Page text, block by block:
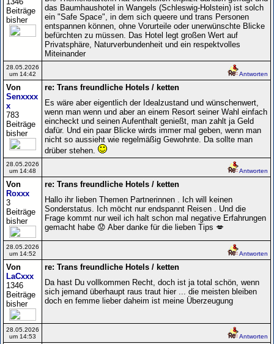
Beiträge
bisher
das Baumhaushotel in Wangels (Schleswig-Holstein) ist solch
ein "Safe Space", in dem sich queere und trans Personen
entspannen können, ohne Vorurteile oder unerwünschte Blicke
befürchten zu müssen. Das Hotel legt großen Wert auf
Privatsphäre, Naturverbundenheit und ein respektvolles
Miteinander
28.05.2026
um 14:42
Antworten
Von
Senxxxx
x
783
Beiträge
bisher
re: Trans freundliche Hotels / ketten
Es wäre aber eigentlich der Idealzustand und wünschenwert,
wenn man wenn und aber an einem Resort seiner Wahl einfach
eincheckt und seinen Aufenthalt genießt, man zahlt ja Geld
dafür. Und ein paar Blicke wirds immer mal geben, wenn man
nicht so aussieht wie regelmäßig Gewohnte. Da sollte man
drüber stehen.
28.05.2026
um 14:48
Antworten
Von
Roxxx
3
Beiträge
bisher
re: Trans freundliche Hotels / ketten
Hallo ihr lieben Themen Partnerinnen . Ich will keinen
Sonderstatus. Ich möcht nur endspannt Reisen . Und die
Frage kommt nur weil ich halt schon mal negative Erfahrungen
gemacht habe 😟 Aber danke für die lieben Tips 💋
28.05.2026
um 14:52
Antworten
Von
LaCxxx
1346
Beiträge
bisher
re: Trans freundliche Hotels / ketten
Da hast Du vollkommen Recht, doch ist ja total schön, wenn
sich jemand überhaupt raus traut hier ... die meisten bleiben
doch en femme lieber daheim ist meine Überzeugung
28.05.2026
um 14:53
Antworten